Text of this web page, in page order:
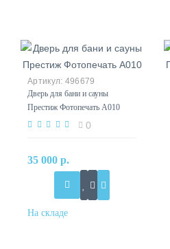
496679
Дверь для бани и сауны
Престиж Фотопечать А010
0
35 000 р.